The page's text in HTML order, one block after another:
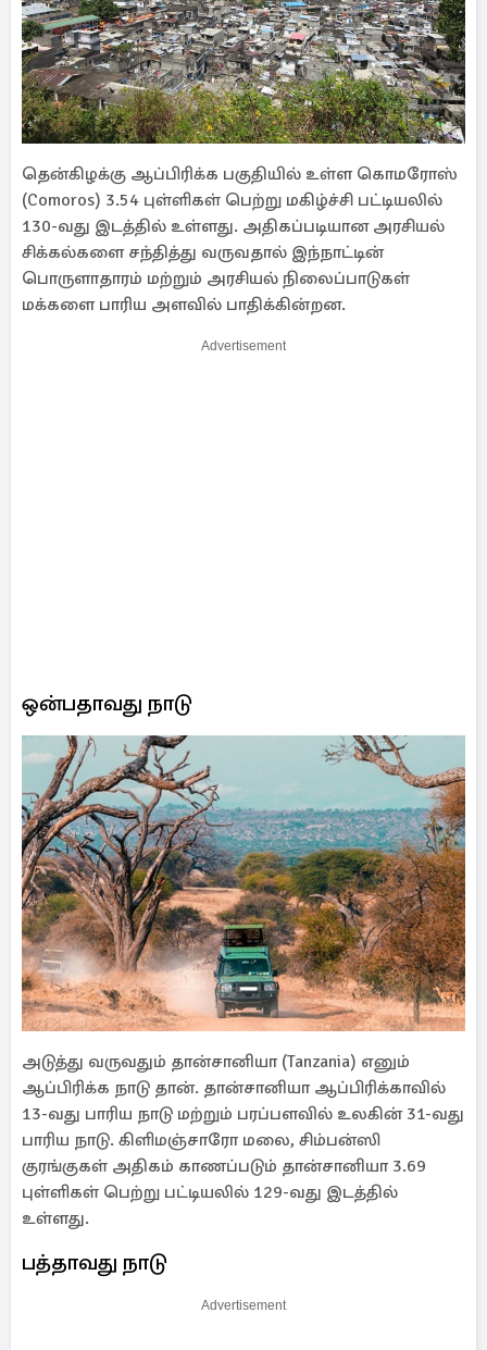
தென்கிழக்கு ஆப்பிரிக்க பகுதியில் உள்ள கொமரோஸ்
(Comoros) 3.54 புள்ளிகள் பெற்று மகிழ்ச்சி பட்டியலில்
130-வது இடத்தில் உள்ளது. அதிகப்படியான அரசியல்
சிக்கல்களை சந்தித்து வருவதால் இந்நாட்டின்
பொருளாதாரம் மற்றும் அரசியல் நிலைப்பாடுகள்
மக்களை பாரிய அளவில் பாதிக்கின்றன.
Advertisement
ஒன்பதாவது நாடு
அடுத்து வருவதும் தான்சானியா (Tanzania) எனும்
ஆப்பிரிக்க நாடு தான். தான்சானியா ஆப்பிரிக்காவில்
13-வது பாரிய நாடு மற்றும் பரப்பளவில் உலகின் 31-வது
பாரிய நாடு. கிளிமஞ்சாரோ மலை, சிம்பன்ஸி
குரங்குகள் அதிகம் காணப்படும் தான்சானியா 3.69
புள்ளிகள் பெற்று பட்டியலில் 129-வது இடத்தில்
உள்ளது.
பத்தாவது நாடு
Advertisement